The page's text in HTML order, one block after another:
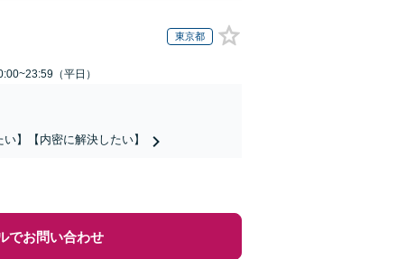
東京都
（平日）
】【内密に解決したい】
でお問い合わせ